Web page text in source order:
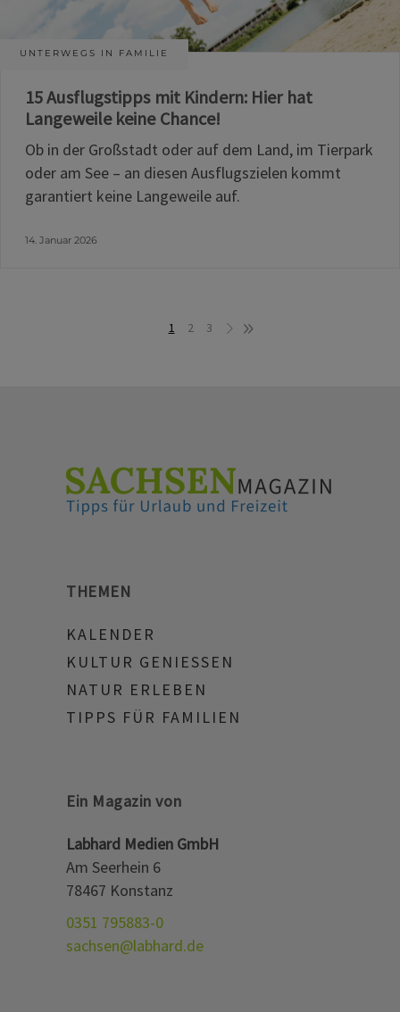
UNTERWEGS IN FAMILIE
15 Ausflugstipps mit Kindern: Hier hat
Langeweile keine Chance!
Ob in der Großstadt oder auf dem Land, im Tierpark
oder am See – an diesen Ausflugszielen kommt
garantiert keine Langeweile auf.
14. Januar 2026
1 2 3
THEMEN
KALENDER
KULTUR GENIESSEN
NATUR ERLEBEN
TIPPS FÜR FAMILIEN
Ein Magazin von
Labhard Medien GmbH
Am Seerhein 6
78467 Konstanz
0351 795883-0
sachsen@labhard.de